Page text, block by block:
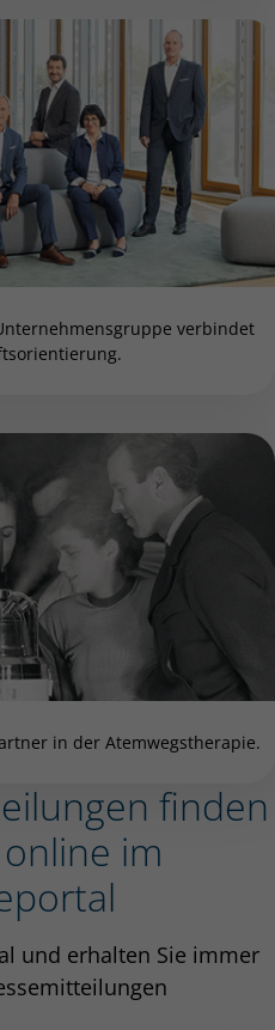
verbindet
in der Atemwegstherapie.
finden
im
und erhalten Sie immer